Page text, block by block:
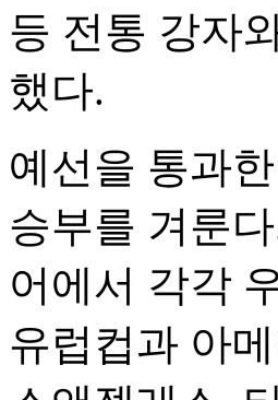
등 전통 강자
했다.
예선을 통과
승부를 겨룬
어에서 각각
유럽컵과 아